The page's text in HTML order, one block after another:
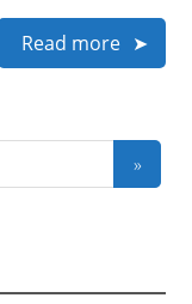
Read more